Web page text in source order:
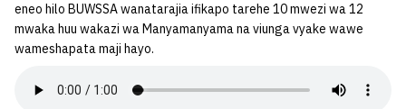
eneo hilo BUWSSA wanatarajia ifikapo tarehe 10 mwezi wa 12
mwaka huu wakazi wa Manyamanyama na viunga vyake wawe
wameshapata maji hayo.